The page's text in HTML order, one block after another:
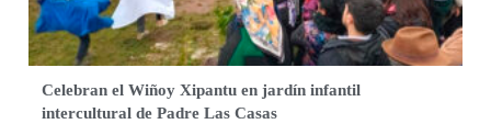
Celebran el Wiñoy Xipantu en jardín infantil
intercultural de Padre Las Casas